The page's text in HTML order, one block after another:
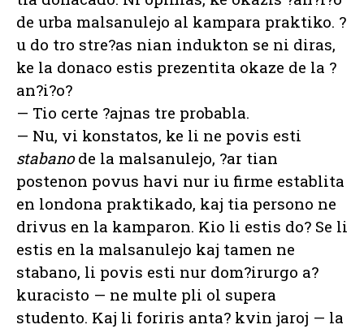
de urba malsanulejo al kampara praktiko. ?
u do tro stre?as nian indukton se ni diras,
ke la donaco estis prezentita okaze de la ?
an?i?o?
— Tio certe ?ajnas tre probabla.
— Nu, vi konstatos, ke li ne povis esti
stabanode la malsanulejo, ?ar tian
postenon povus havi nur iu firme establita
en londona praktikado, kaj tia persono ne
drivus en la kamparon. Kio li estis do? Se li
estis en la malsanulejo kaj tamen ne
stabano, li povis esti nur dom?irurgo a?
kuracisto — ne multe pli ol supera
studento. Kaj li foriris anta? kvin jaroj — la